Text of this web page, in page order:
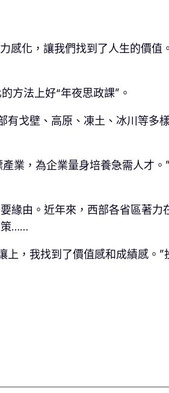
感化，讓我們找到了人生的價
方法上好“年夜思政課”。
戈壁、高原、凍土、冰川等多
業，為企業量身培養急需人才
緣由。近年來，西部各省區著
策……
，我找到了價值感和成績感。